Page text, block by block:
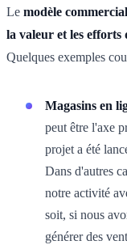
Le modèle commercial
la valeur et les efforts
Quelques exemples
Magasins en
peut être l'axe
projet a été
Dans d'autres
notre activité
soit, si nous
générer des